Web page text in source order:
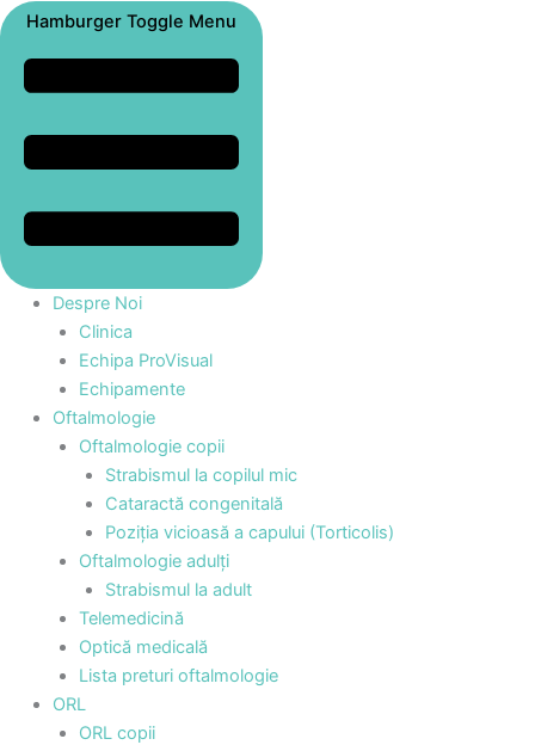
Hamburger Toggle Menu
Despre Noi
Clinica
Echipa ProVisual
Echipamente
Oftalmologie
Oftalmologie copii
Strabismul la copilul mic
Cataractă congenitală
Poziția vicioasă a capului (Torticolis)
Oftalmologie adulți
Strabismul la adult
Telemedicină
Optică medicală
Lista preturi oftalmologie
ORL
ORL copii